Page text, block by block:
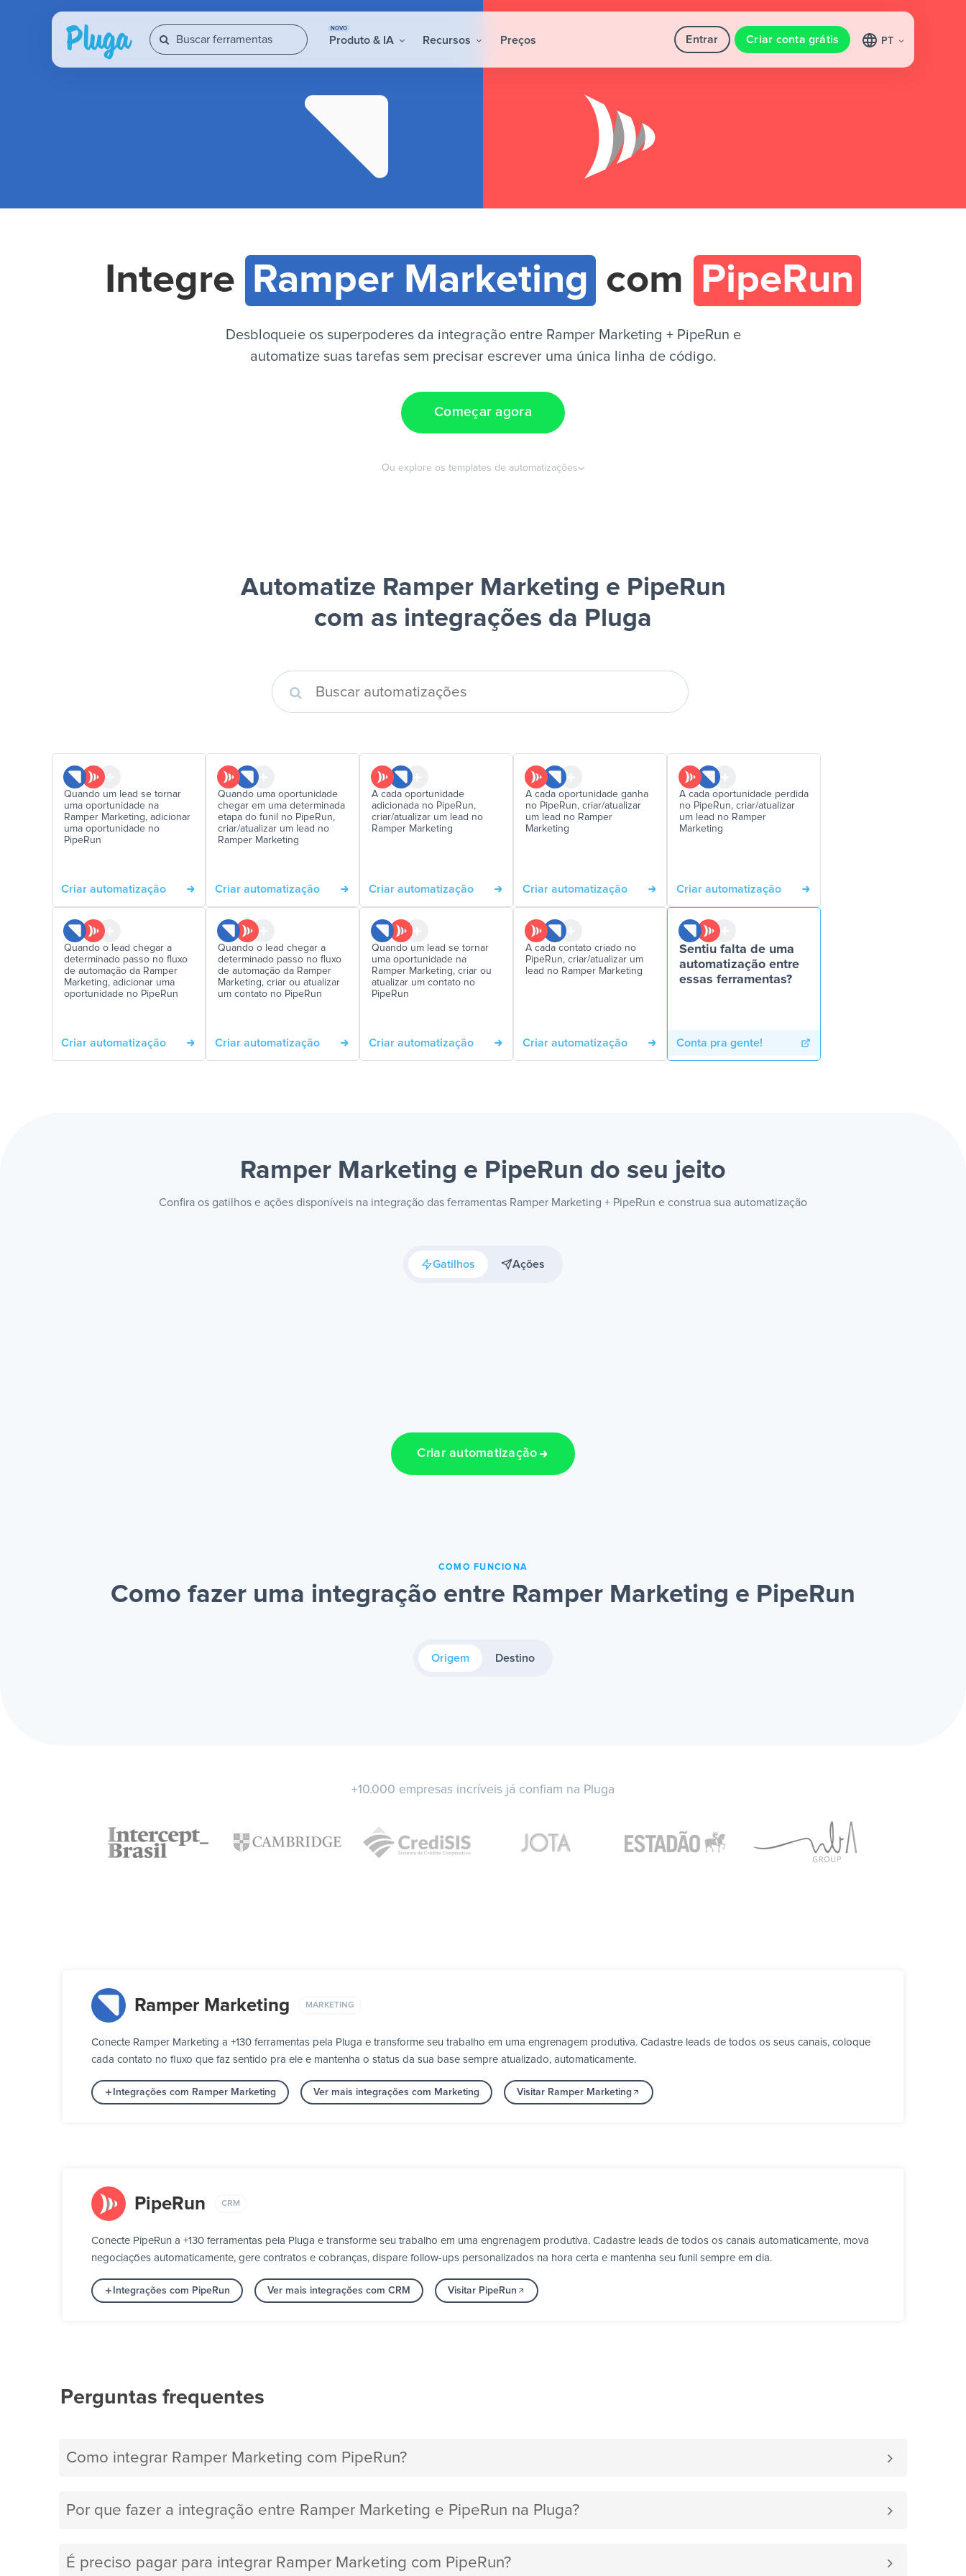
NOVO
Produto & IA Recursos Preços Entrar Criar conta grátis PT
Integre Ramper Marketing com PipeRun
Desbloqueie os superpoderes da integração entre Ramper Marketing + PipeRun e
automatize suas tarefas sem precisar escrever uma única linha de código.
Começar agora
Ou explore os templates de automatizações
Automatize Ramper Marketing e PipeRun
com as integrações da Pluga
Quando um lead se tornar
uma oportunidade na
Ramper Marketing, adicionar
uma oportunidade no
PipeRun
Criar automatização
Quando uma oportunidade
chegar em uma determinada
etapa do funil no PipeRun,
criar/atualizar um lead no
Ramper Marketing
Criar automatização
A cada oportunidade
adicionada no PipeRun,
criar/atualizar um lead no
Ramper Marketing
Criar automatização
A cada oportunidade ganha
no PipeRun, criar/atualizar
um lead no Ramper
Marketing
Criar automatização
A cada oportunidade perdida
no PipeRun, criar/atualizar
um lead no Ramper
Marketing
Criar automatização
Quando o lead chegar a
determinado passo no fluxo
de automação da Ramper
Marketing, adicionar uma
oportunidade no PipeRun
Criar automatização
Quando o lead chegar a
determinado passo no fluxo
de automação da Ramper
Marketing, criar ou atualizar
um contato no PipeRun
Criar automatização
Quando um lead se tornar
uma oportunidade na
Ramper Marketing, criar ou
atualizar um contato no
PipeRun
Criar automatização
A cada contato criado no
PipeRun, criar/atualizar um
lead no Ramper Marketing
Criar automatização
Sentiu falta de uma
automatização entre
essas ferramentas?
Conta pra gente!
Ramper Marketing e PipeRun do seu jeito
Confira os gatilhos e ações disponíveis na integração das ferramentas Ramper Marketing + PipeRun e construa sua automatização
Gatilhos Ações
Criar automatização
COMO FUNCIONA
Como fazer uma integração entre Ramper Marketing e PipeRun
Origem Destino
+10.000 empresas incríveis já confiam na Pluga
Ramper Marketing MARKETING
Conecte Ramper Marketing a +130 ferramentas pela Pluga e transforme seu trabalho em uma engrenagem produtiva. Cadastre leads de todos os seus canais, coloque
cada contato no fluxo que faz sentido pra ele e mantenha o status da sua base sempre atualizado, automaticamente.
Integrações com Ramper Marketing Ver mais integrações com Marketing Visitar Ramper Marketing
PipeRun CRM
Conecte PipeRun a +130 ferramentas pela Pluga e transforme seu trabalho em uma engrenagem produtiva. Cadastre leads de todos os canais automaticamente, mova
negociações automaticamente, gere contratos e cobranças, dispare follow-ups personalizados na hora certa e mantenha seu funil sempre em dia.
Integrações com PipeRun Ver mais integrações com CRM Visitar PipeRun
Perguntas frequentes
Como integrar Ramper Marketing com PipeRun?
Por que fazer a integração entre Ramper Marketing e PipeRun na Pluga?
É preciso pagar para integrar Ramper Marketing com PipeRun?